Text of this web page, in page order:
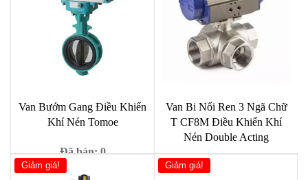
Van Bướm Gang Điều Khiển
Khí Nén Tomoe
Đã bán: 0
980,000 ₫ Giá
729,000
Van Bi Nối Ren 3 Ngã Chữ
T CF8M Điều Khiển Khí
Nén Double Acting
Giảm giá! Giảm giá!